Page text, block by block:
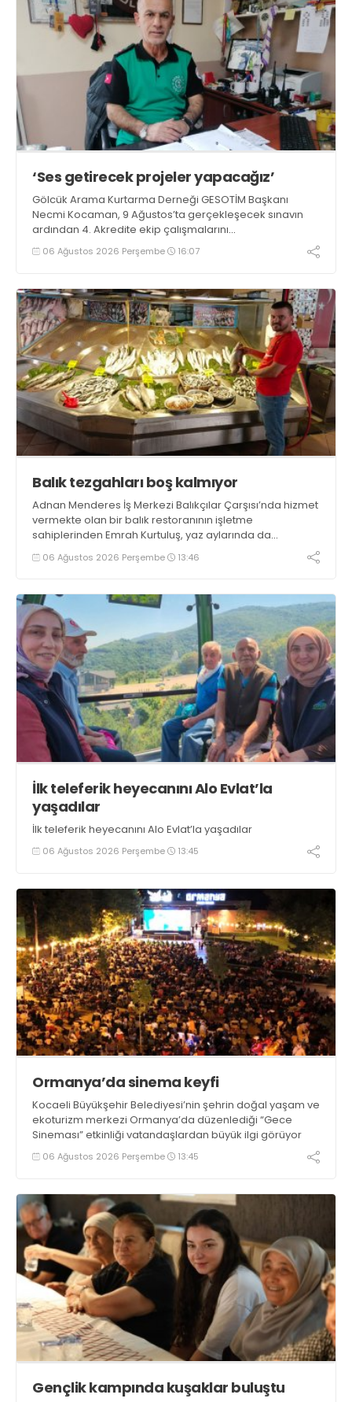
‘Ses getirecek projeler yapacağız’
Gölcük Arama Kurtarma Derneği GESOTİM Başkanı
Necmi Kocaman, 9 Ağustos’ta gerçekleşecek sınavın
ardından 4. Akredite ekip çalışmalarını
tamamlayacaklarını ifade ederek açıklamalarda
bulundu. Kocaman, “Gölcük’te ve Kocaeli genelinde ses
06 Ağustos 2026 Perşembe 16:07
Balık tezgahları boş kalmıyor
Adnan Menderes İş Merkezi Balıkçılar Çarşısı’nda hizmet
vermekte olan bir balık restoranının işletme
sahiplerinden Emrah Kurtuluş, yaz aylarında da
tezgahlarda taze balık bulunduğunu ifade ederek “Yıl
boyunca tezgahlarda taze balık bulmak mümkün
06 Ağustos 2026 Perşembe 13:46
İlk teleferik heyecanını Alo Evlat’la
yaşadılar
İlk teleferik heyecanını Alo Evlat’la yaşadılar
06 Ağustos 2026 Perşembe 13:45
Ormanya’da sinema keyfi
Kocaeli Büyükşehir Belediyesi’nin şehrin doğal yaşam ve
ekoturizm merkezi Ormanya’da düzenlediği “Gece
Sineması” etkinliği vatandaşlardan büyük ilgi görüyor
06 Ağustos 2026 Perşembe 13:45
Gençlik kampında kuşaklar buluştu